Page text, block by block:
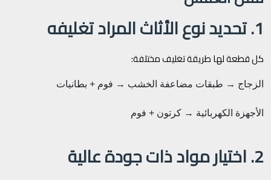
1. تحديد نوع الأثاث المراد تغليفه
كل قطعة لها طريقة تغليف مختلفة:
الزجاج → طبقات مضاعفة الخشب → فوم + بطانيات
الأجهزة الكهربائية → كرتون + فوم
2. اختيار مواد ذات جودة عالية